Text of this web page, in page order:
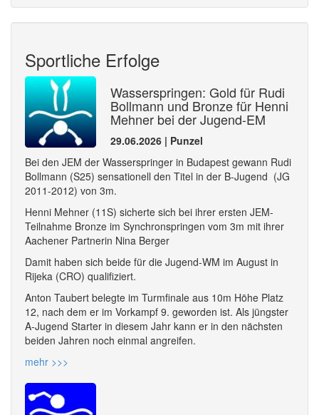
Sportliche Erfolge
Wasserspringen: Gold für Rudi
Bollmann und Bronze für Henni
Mehner bei der Jugend-EM
29.06.2026 | Punzel
Bei den JEM der Wasserspringer in Budapest gewann Rudi
Bollmann (S25) sensationell den Titel in der B-Jugend (JG
2011-2012) von 3m.
Henni Mehner (11S) sicherte sich bei ihrer ersten JEM-
Teilnahme Bronze im Synchronspringen vom 3m mit ihrer
Aachener Partnerin Nina Berger
Damit haben sich beide für die Jugend-WM im August in
Rijeka (CRO) qualifiziert.
Anton Taubert belegte im Turmfinale aus 10m Höhe Platz
12, nach dem er im Vorkampf 9. geworden ist. Als jüngster
A-Jugend Starter in diesem Jahr kann er in den nächsten
beiden Jahren noch einmal angreifen.
mehr >>>